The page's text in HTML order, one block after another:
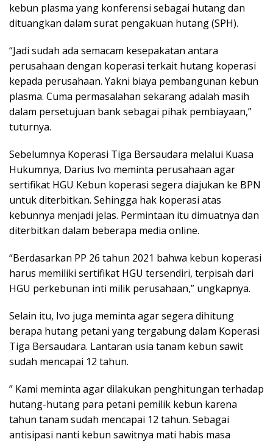
kebun plasma yang konferensi sebagai hutang dan
dituangkan dalam surat pengakuan hutang (SPH).
“Jadi sudah ada semacam kesepakatan antara
perusahaan dengan koperasi terkait hutang koperasi
kepada perusahaan. Yakni biaya pembangunan kebun
plasma. Cuma permasalahan sekarang adalah masih
dalam persetujuan bank sebagai pihak pembiayaan,”
tuturnya.
Sebelumnya Koperasi Tiga Bersaudara melalui Kuasa
Hukumnya, Darius Ivo meminta perusahaan agar
sertifikat HGU Kebun koperasi segera diajukan ke BPN
untuk diterbitkan. Sehingga hak koperasi atas
kebunnya menjadi jelas. Permintaan itu dimuatnya dan
diterbitkan dalam beberapa media online.
“Berdasarkan PP 26 tahun 2021 bahwa kebun koperasi
harus memiliki sertifikat HGU tersendiri, terpisah dari
HGU perkebunan inti milik perusahaan,” ungkapnya.
Selain itu, Ivo juga meminta agar segera dihitung
berapa hutang petani yang tergabung dalam Koperasi
Tiga Bersaudara. Lantaran usia tanam kebun sawit
sudah mencapai 12 tahun.
” Kami meminta agar dilakukan penghitungan terhadap
hutang-hutang para petani pemilik kebun karena
tahun tanam sudah mencapai 12 tahun. Sebagai
antisipasi nanti kebun sawitnya mati habis masa